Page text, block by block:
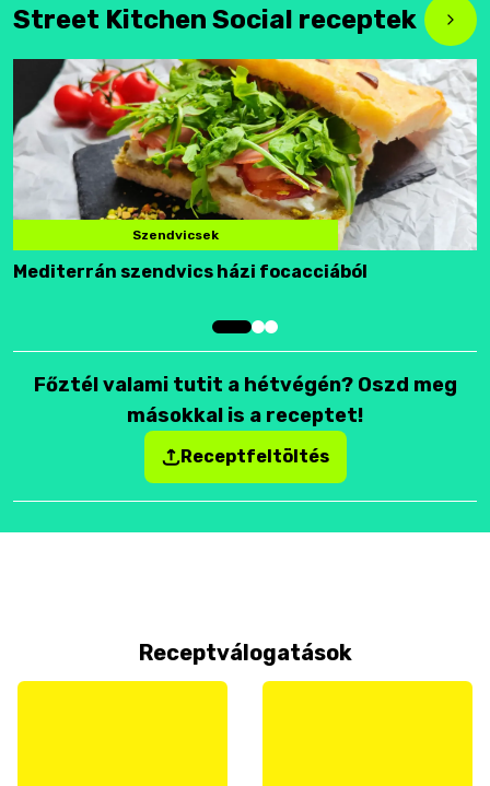
Street Kitchen Social receptek
Szendvicsek
Mediterrán szendvics házi focacciából
Főztél valami tutit a hétvégén? Oszd meg
másokkal is a receptet!
Receptfeltöltés
Receptválogatások